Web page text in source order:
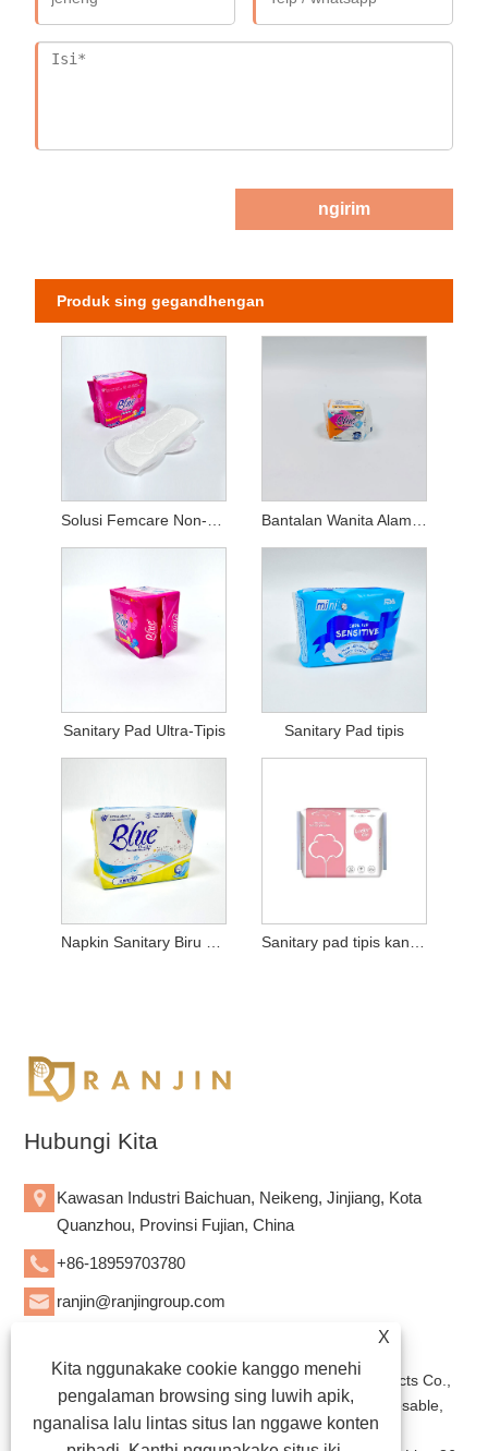
ngirim
Produk sing gegandhengan
Sanitary Pad Ultra-Tipis Sanitary Pad tipis
Hubungi Kita
Kawasan Industri Baichuan, Neikeng, Jinjiang, Kota
Quanzhou, Provinsi Fujian, China
+86-18959703780
ranjin@ranjingroup.com
Hak Cipta © 2023 Quanzhou Bozhan Hygiene Products Co.,
Ltd. - Popok Bayi Diaposable, Popok Dewasa Diaposable,
Napkin Sanitary - Kabeh Hak Dilindungi.
X
Kita nggunakake cookie kanggo menehi
pengalaman browsing sing luwih apik,
nganalisa lalu lintas situs lan nggawe konten